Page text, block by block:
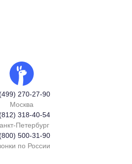
270-27-90
Москва
318-40-54
Петербург
500-31-90
по России